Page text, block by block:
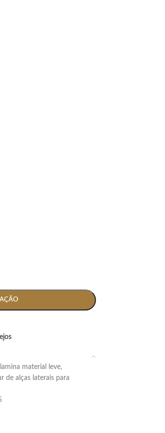
de alças laterais para